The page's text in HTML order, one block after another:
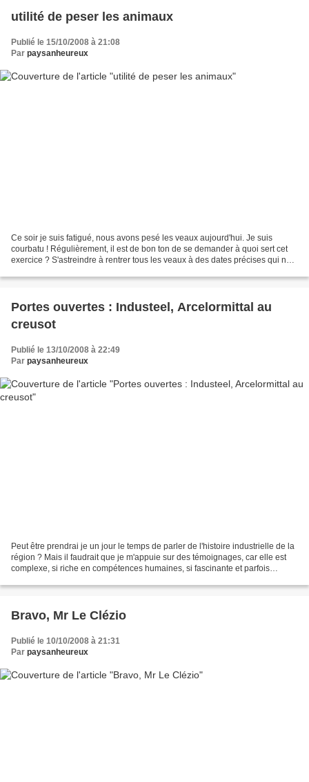
utilité de peser les animaux
Publié le 15/10/2008 à 21:08
Par paysanheureux
Ce soir je suis fatigué, nous avons pesé les veaux aujourd'hui. Je suis
courbatu ! Régulièrement, il est de bon ton de se demander à quoi sert cet
exercice ? S'astreindre à rentrer tous les veaux à des dates précises qui ne
Portes ouvertes : Industeel, Arcelormittal au
creusot
Publié le 13/10/2008 à 22:49
Par paysanheureux
Peut être prendrai je un jour le temps de parler de l'histoire industrielle de la
région ? Mais il faudrait que je m'appuie sur des témoignages, car elle est
complexe, si riche en compétences humaines, si fascinante et parfois
Bravo, Mr Le Clézio
Publié le 10/10/2008 à 21:31
Par paysanheureux